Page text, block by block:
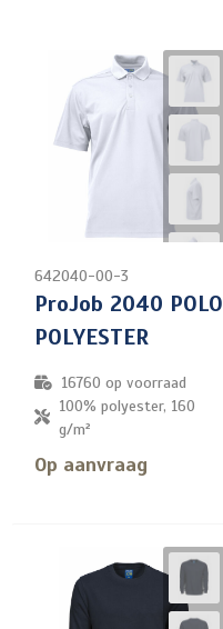
642040-00-3
ProJob 2040 POLO
POLYESTER
16760 op voorraad
100% polyester, 160
g/m²
Op aanvraag